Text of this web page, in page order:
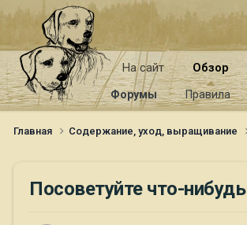
На сайт Обзор
Форумы Правила
Главная Содержание, уход, выращивание
Посоветуйте что-нибудь